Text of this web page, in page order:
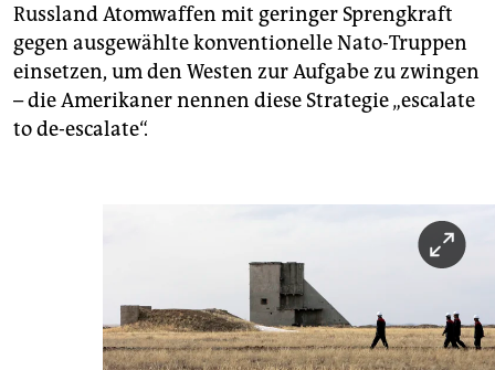
Russland Atomwaffen mit geringer Sprengkraft
gegen ausgewählte konventionelle Nato-Truppen
einsetzen, um den Westen zur Aufgabe zu zwingen
– die Amerikaner nennen diese Strategie „escalate
to de-escalate“.